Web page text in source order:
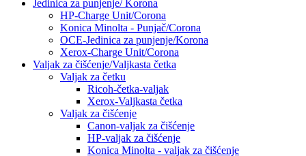
Jedinica za punjenje/ Korona
HP-Charge Unit/Corona
Konica Minolta - Punjač/Corona
OCE-Jedinica za punjenje/Korona
Xerox-Charge Unit/Corona
Valjak za čišćenje/Valjkasta četka
Valjak za četku
Ricoh-četka-valjak
Xerox-Valjkasta četka
Valjak za čišćenje
Canon-valjak za čišćenje
HP-valjak za čišćenje
Konica Minolta - valjak za čišćenje